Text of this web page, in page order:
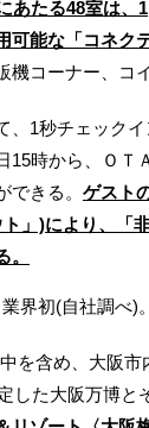
あたる48室は、
可能な「コネク
機コーナー、コ
1秒チェック
15時から、Ｏ
できる。 ゲスト
」)により、「
界初(自社調べ)
を含め、大阪市
した大阪万博